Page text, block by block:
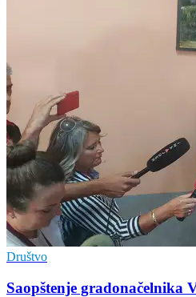
Društvo
Saopštenje gradonačelnika